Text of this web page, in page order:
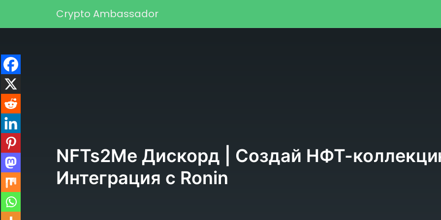
Основная навигация
Crypto Ambassador
NFTs2Me Дискорд | Создай НФТ-
Интеграция с Ronin